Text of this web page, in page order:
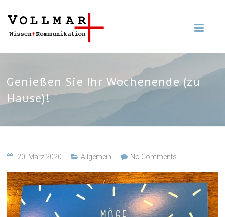
Genießen Sie Ihr Wochenende (zu
Hause)!
20. März 2020 Allgemein No Comments